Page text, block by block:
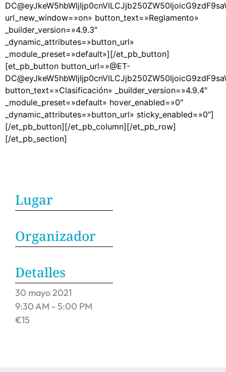
url_new_window=»on» button_text=»Reglamento»
_builder_version=»4.9.3″
_dynamic_attributes=»button_url»
_module_preset=»default»][/et_pb_button]
[et_pb_button button_url=»@ET-
button_text=»Clasificación» _builder_version=»4.9.4″
_module_preset=»default» hover_enabled=»0″
_dynamic_attributes=»button_url» sticky_enabled=»0″]
[/et_pb_button][/et_pb_column][/et_pb_row]
[/et_pb_section]
Lugar
Organizador
Detalles
30 mayo2021
9:30 AM - 5:00 PM
€15